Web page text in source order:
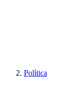
Política